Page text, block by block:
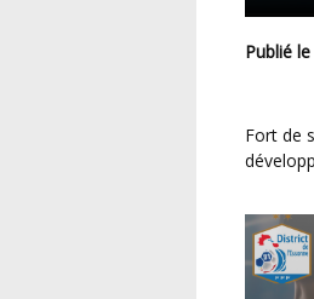
Publié
Fort de son succès cette saison, le District de l’Essonne a l’intention de poursuivre le